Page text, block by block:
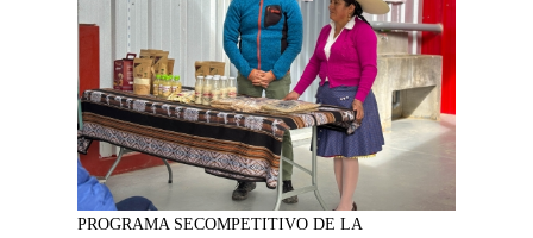
PROGRAMA SECOMPETITIVO DE LA